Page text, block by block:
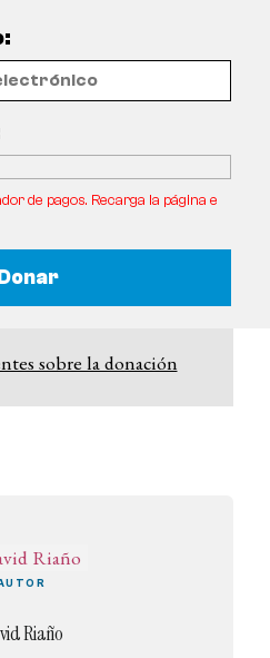
de pagos. Recarga la página e
sobre la donación
Riaño